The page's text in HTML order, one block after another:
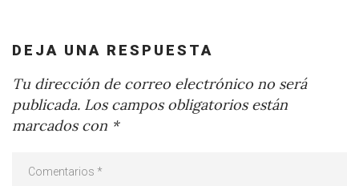
DEJA UNA RESPUESTA
Tu dirección de correo electrónico no será
publicada. Los campos obligatorios están
marcados con *